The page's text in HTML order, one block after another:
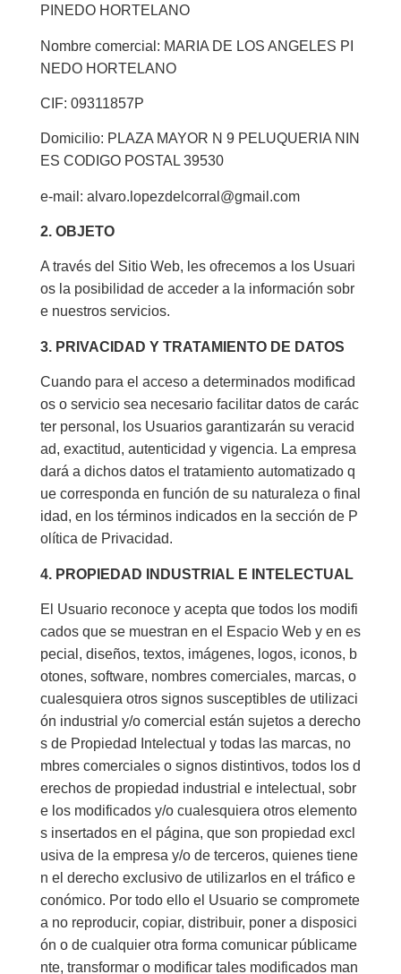
PINEDO HORTELANO
Nombre comercial: MARIA DE LOS ANGELES PI
NEDO HORTELANO
CIF: 09311857P
Domicilio: PLAZA MAYOR N 9 PELUQUERIA NIN
ES CODIGO POSTAL 39530
e-mail: alvaro.lopezdelcorral@gmail.com
2. OBJETO
A través del Sitio Web, les ofrecemos a los Usuari
os la posibilidad de acceder a la información sobr
e nuestros servicios.
3. PRIVACIDAD Y TRATAMIENTO DE DATOS
Cuando para el acceso a determinados modificad
os o servicio sea necesario facilitar datos de carác
ter personal, los Usuarios garantizarán su veracid
ad, exactitud, autenticidad y vigencia. La empresa
dará a dichos datos el tratamiento automatizado q
ue corresponda en función de su naturaleza o final
idad, en los términos indicados en la sección de P
olítica de Privacidad.
4. PROPIEDAD INDUSTRIAL E INTELECTUAL
El Usuario reconoce y acepta que todos los modifi
cados que se muestran en el Espacio Web y en es
pecial, diseños, textos, imágenes, logos, iconos, b
otones, software, nombres comerciales, marcas, o
cualesquiera otros signos susceptibles de utilizaci
ón industrial y/o comercial están sujetos a derecho
s de Propiedad Intelectual y todas las marcas, no
mbres comerciales o signos distintivos, todos los d
erechos de propiedad industrial e intelectual, sobr
e los modificados y/o cualesquiera otros elemento
s insertados en el página, que son propiedad excl
usiva de la empresa y/o de terceros, quienes tiene
n el derecho exclusivo de utilizarlos en el tráfico e
conómico. Por todo ello el Usuario se compromete
a no reproducir, copiar, distribuir, poner a disposici
ón o de cualquier otra forma comunicar públicame
nte, transformar o modificar tales modificados man